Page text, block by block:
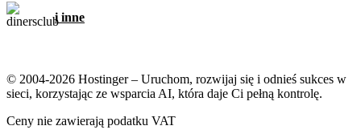
i inne
© 2004-2026 Hostinger – Uruchom, rozwijaj się i odnieś sukces w
sieci, korzystając ze wsparcia AI, która daje Ci pełną kontrolę.
Ceny nie zawierają podatku VAT